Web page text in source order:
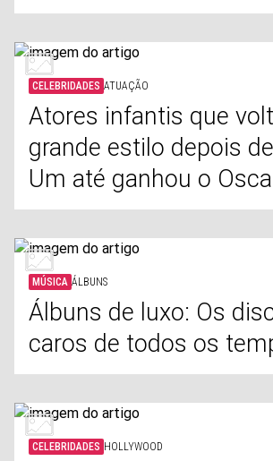
CELEBRIDADES ATUAÇÃO
Atores infantis que
grande estilo depois
Um até ganhou o
MÚSICA ÁLBUNS
Álbuns de luxo: Os
caros de todos os
CELEBRIDADES HOLLYWOOD